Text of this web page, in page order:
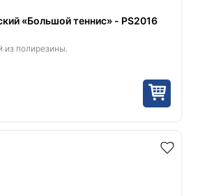
«Большой теннис» - PS2016
из полирезины.